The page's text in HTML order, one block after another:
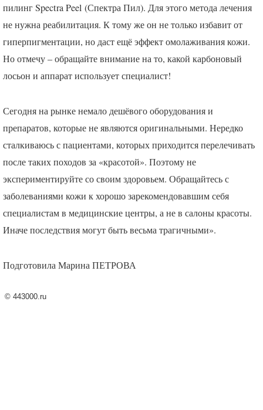
пилинг Spectra Peel (Спектра Пил). Для этого метода лечения
не нужна реабилитация. К тому же он не только избавит от
гиперпигментации, но даст ещё эффект омолаживания кожи.
Но отмечу – обращайте внимание на то, какой карбоновый
лосьон и аппарат использует специалист!
Сегодня на рынке немало дешёвого оборудования и
препаратов, которые не являются оригинальными. Нередко
сталкиваюсь с пациентами, которых приходится перелечивать
после таких походов за «красотой». Поэтому не
экспериментируйте со своим здоровьем. Обращайтесь с
заболеваниями кожи к хорошо зарекомендовавшим себя
специалистам в медицинские центры, а не в салоны красоты.
Иначе последствия могут быть весьма трагичными».
Подготовила МаринаПЕТРОВА
© 443000.ru